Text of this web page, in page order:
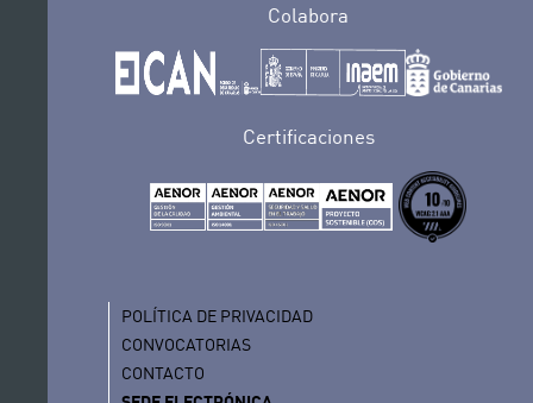
Colabora
Certificaciones
POLÍTICA DE PRIVACIDAD
CONVOCATORIAS
CONTACTO